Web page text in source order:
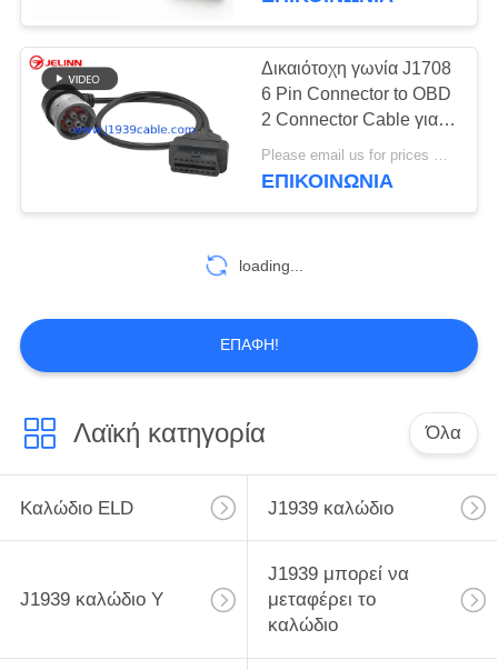
Δικαιότοχη γωνία J1708
6 Pin Connector to OBD
2 Connector Cable για
διάγνωση συσκευών ή
ιχνηλατηρίων
Please email us for prices MOQ:100 pcs
ΕΠΙΚΟΙΝΩΝΊΑ
loading...
ΕΠΑΦΉ!
Λαϊκή κατηγορία Όλα
Καλώδιο ELD J1939 καλώδιο
J1939 καλώδιο Υ
J1939 μπορεί να
μεταφέρει το
καλώδιο